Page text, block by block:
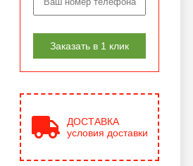
Заказать в 1 клик
ДОСТАВКА
условия доставки